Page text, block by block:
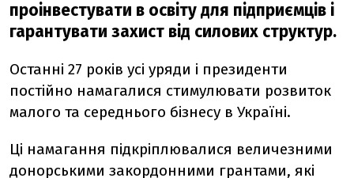
проінвестувати в освіту для підприємців і
гарантувати захист від силових структур.
Останні 27 років усі уряди і президенти
постійно намагалися стимулювати розвиток
малого та середнього бізнесу в Україні.
Ці намагання підкріплювалися величезними
донорськими закордонними грантами, які